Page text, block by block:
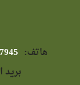
هاتف:
بريد